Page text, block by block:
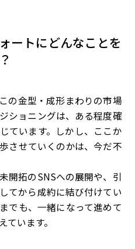
ートにどんなことを
の金型・成形まわりの市場
ショニングは、ある程度確
ています。しかし、ここか
させていくのかは、今だ不
開拓のSNSへの展開や、引
てから成約に結び付けてい
でも、一緒になって進めて
ています。